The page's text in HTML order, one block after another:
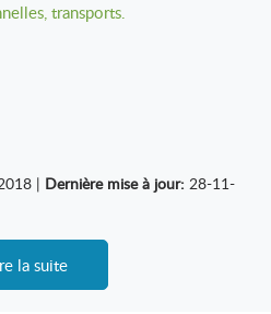
transports.
| Dernière mise à jour: 28-11-
la suite